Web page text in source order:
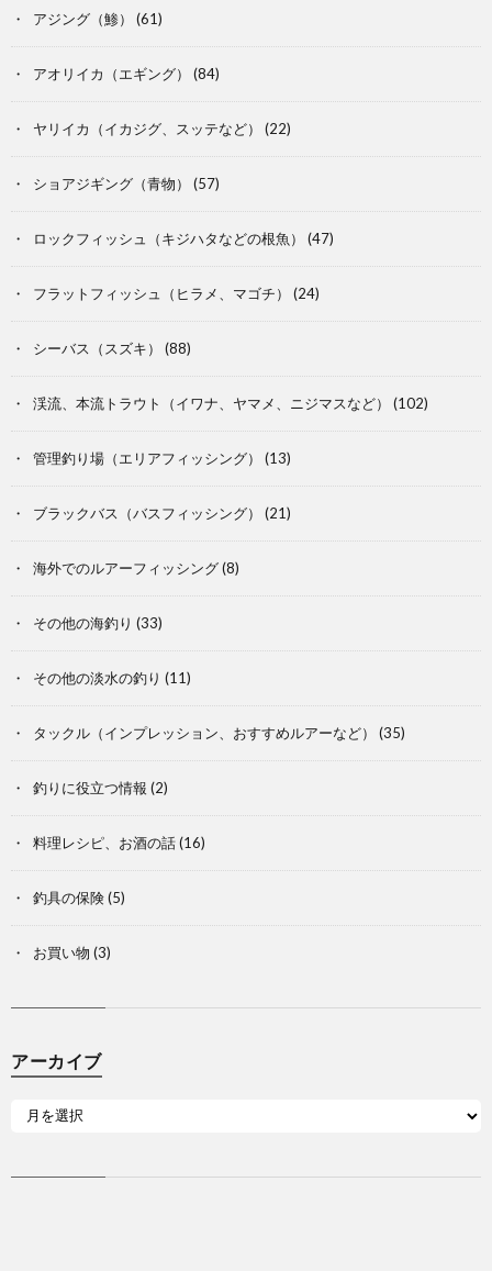
アジング（鯵） (61)
アオリイカ（エギング） (84)
ヤリイカ（イカジグ、スッテなど） (22)
ショアジギング（青物） (57)
ロックフィッシュ（キジハタなどの根魚） (47)
フラットフィッシュ（ヒラメ、マゴチ） (24)
シーバス（スズキ） (88)
渓流、本流トラウト（イワナ、ヤマメ、ニジマスなど） (102)
管理釣り場（エリアフィッシング） (13)
ブラックバス（バスフィッシング） (21)
海外でのルアーフィッシング(8)
その他の海釣り (33)
その他の淡水の釣り (11)
タックル（インプレッション、おすすめルアーなど） (35)
釣りに役立つ情報 (2)
料理レシピ、お酒の話(16)
釣具の保険(5)
お買い物 (3)
アーカイブ